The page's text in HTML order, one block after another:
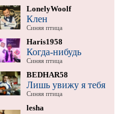
LonelyWoolf
Клен
Синяя птица
Haris1958
Когда-нибудь
Синяя птица
BEDHAR58
Лишь увижу я тебя
Синяя птица
lesha